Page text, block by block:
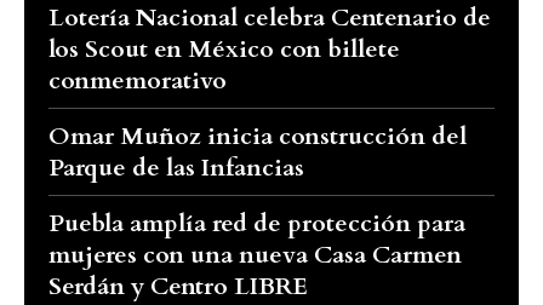
Lotería Nacional celebra Centenario de
los Scout en México con billete
conmemorativo
Omar Muñoz inicia construcción del
Parque de las Infancias
Puebla amplía red de protección para
mujeres con una nueva Casa Carmen
Serdán y Centro LIBRE